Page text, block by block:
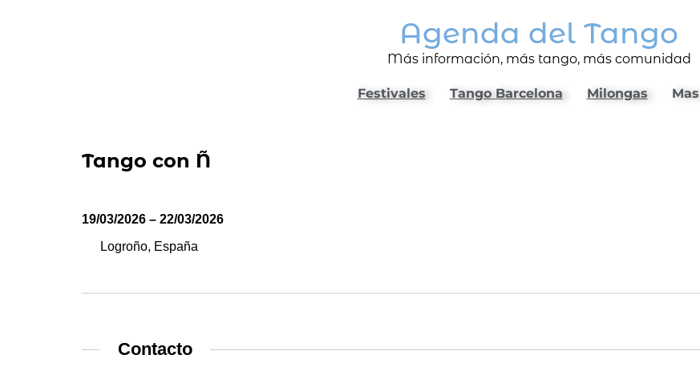
Agenda del Tango
Más información, más tango, más comunidad
Festivales Tango Barcelona Milongas Mas
Tango con Ñ
19/03/2026 – 22/03/2026
Logroño, España
Contacto